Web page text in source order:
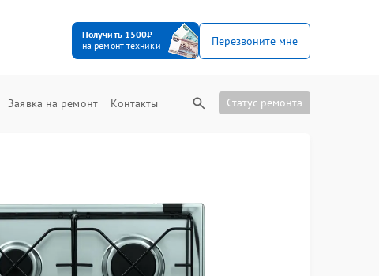
Получить 1500₽
на ремонт техники
Перезвоните мне
Заявка на ремонт Контакты Статус ремонта